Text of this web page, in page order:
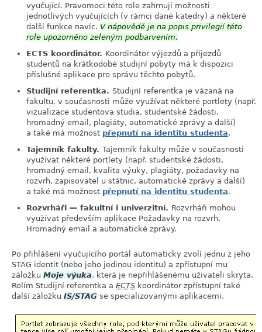
vyučující. Pravomoci této role zahrnují možnosti
jednotlivých vyučujících (v rámci dané katedry) a některé
další funkce navíc. V nápovědě je na popis privilegií této
role upozorněno zeleným podbarvením.
ECTS koordinátor. Koordinátor výjezdů a příjezdů
studentů na krátkodobé studijní pobyty má k dispozici
příslušné aplikace pro správu těchto pobytů.
Studijní referentka. Studijní referentka je vázaná na
fakultu, v současnosti může využívat některé portlety (např.
vizualizace studentova studia, studentské žádosti,
hromadný email, plagiáty, automatické zprávy a další)
a také má možnost přepnutí na identitu studenta.
Tajemník fakulty. Tajemník fakulty může v současnosti
využívat některé portlety (např. studentské žádosti,
hromadný email, kvalita výuky, plagiáty, požadavky na
rozvrh, zapisovatel u státnic, automatické zprávy a další)
a také má možnost přepnutí na identitu studenta.
Rozvrháři — fakultní i univerzitní. Rozvrháři mohou
využívat především aplikace Požadavky na rozvrh,
Hromadný email a automatické zprávy.
Po přihlášení vyučujícího portál automaticky zvolí jednu z jeho
STAG identit (nebo jeho jedinou identitu) a zpřístupní mu
záložku Moje výuka, která je nepřihlášenému uživateli skryta.
Rolím Studijní referentka a ECTS koordinátor zpřístupní také
další záložku IS/STAG se specializovanými aplikacemi.